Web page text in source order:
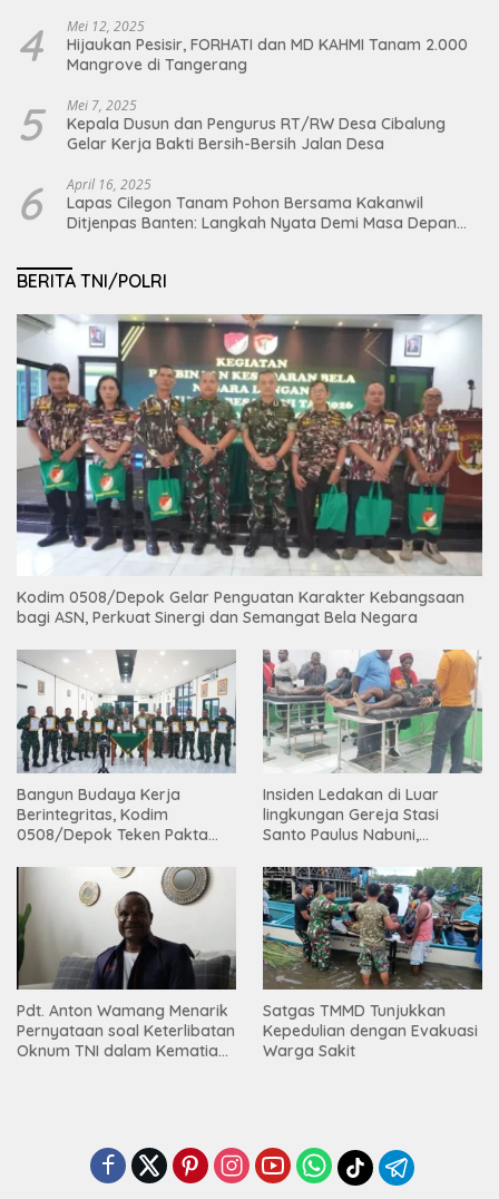
4 Mei 12, 2025
Hijaukan Pesisir, FORHATI dan MD KAHMI Tanam 2.000
Mangrove di Tangerang
5 Mei 7, 2025
Kepala Dusun dan Pengurus RT/RW Desa Cibalung
Gelar Kerja Bakti Bersih-Bersih Jalan Desa
6 April 16, 2025
Lapas Cilegon Tanam Pohon Bersama Kakanwil
Ditjenpas Banten: Langkah Nyata Demi Masa Depan
BERITA TNI/POLRI
Kodim 0508/Depok Gelar Penguatan Karakter Kebangsaan
bagi ASN, Perkuat Sinergi dan Semangat Bela Negara
Bangun Budaya Kerja
Berintegritas, Kodim
0508/Depok Teken Pakta
Insiden Ledakan di Luar
lingkungan Gereja Stasi
Santo Paulus Nabuni,
Pdt. Anton Wamang Menarik
Pernyataan soal Keterlibatan
Oknum TNI dalam Kematian
Satgas TMMD Tunjukkan
Kepedulian dengan Evakuasi
Warga Sakit